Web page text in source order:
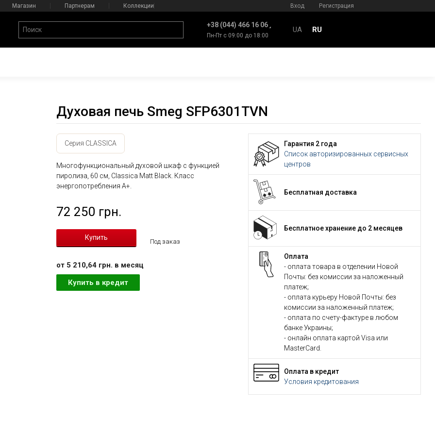
Магазин Партнерам Коллекции Вход Регистрация
+38 (044) 466 16 06
Пн-Пт с 09:00 до 18:00
UA RU
Духовая печь Smeg SFP6301TVN
Серия CLASSICA
Многофункциональный духовой шкаф с функцией
пиролиза, 60 см, Classica Matt Black. Класс
энергопотребления А+.
72 250 грн.
Под заказ
от 5 210,64 грн. в месяц
Купить в кредит
Гарантия 2 года
Список авторизированных сервисных
центров
Бесплатная доставка
Бесплатное хранение до 2 месяцев
Оплата
- оплата товара в отделении Новой
Почты: без комиссии за наложенный
платеж;
- оплата курьеру Новой Почты: без
комиссии за наложенный платеж;
- оплата по счету-фактуре в любом
банке Украины;
- онлайн оплата картой Visa или
MasterCard.
Оплата в кредит
Условия кредитования